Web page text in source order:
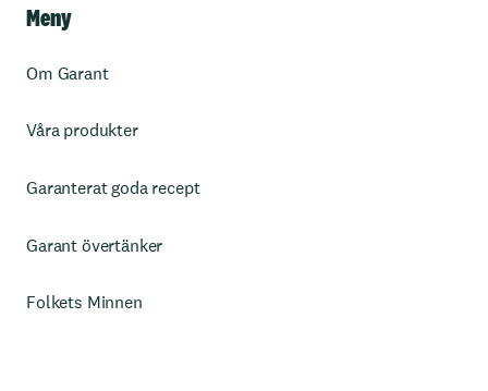
Meny
Om Garant
Våra produkter
Garanterat goda recept
Garant övertänker
Folkets Minnen